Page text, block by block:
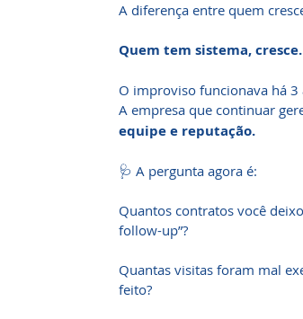
A diferença entre quem
Quem tem sistema,
O improviso funcionava há
A empresa que continuar
equipe e reputação.
🩺 A pergunta agora é:
Quantos contratos você
follow-up”?
Quantas visitas foram mal
feito?